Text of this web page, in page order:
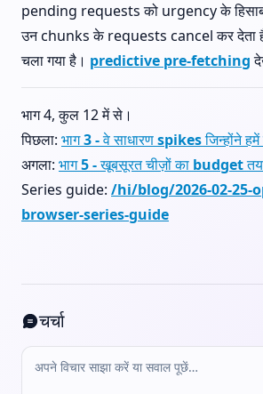
pending requests को urgency के
उन chunks के requests cancel कर देता
चला गया है। predictive pre-fetching
भाग 4, कुल 12 में से।
पिछला: भाग 3 - वे साधारण spikes जिन्होंने हमें
अगला: भाग 5 - खूबसूरत चीज़ों का budget
Series guide: /hi/blog/2026-02-25-
browser-series-guide
चर्चा